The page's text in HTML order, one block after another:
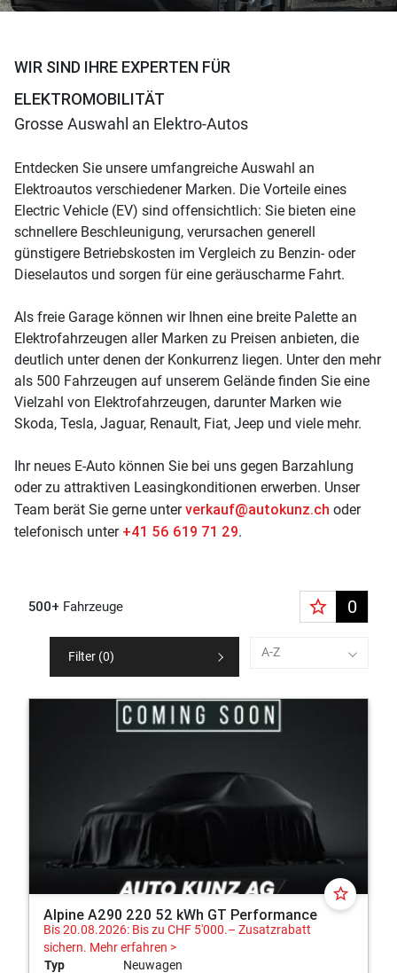
WIR SIND IHRE EXPERTEN FÜR
ELEKTROMOBILITÄT
Grosse Auswahl an Elektro-Autos
Entdecken Sie unsere umfangreiche Auswahl an
Elektroautos verschiedener Marken. Die Vorteile eines
Electric Vehicle (EV) sind offensichtlich: Sie bieten eine
schnellere Beschleunigung, verursachen generell
günstigere Betriebskosten im Vergleich zu Benzin- oder
Dieselautos und sorgen für eine geräuscharme Fahrt.
Als freie Garage können wir Ihnen eine breite Palette an
Elektrofahrzeugen aller Marken zu Preisen anbieten, die
deutlich unter denen der Konkurrenz liegen. Unter den mehr
als 500 Fahrzeugen auf unserem Gelände finden Sie eine
Vielzahl von Elektrofahrzeugen, darunter Marken wie
Skoda, Tesla, Jaguar, Renault, Fiat, Jeep und viele mehr.
Ihr neues E-Auto können Sie bei uns gegen Barzahlung
oder zu attraktiven Leasingkonditionen erwerben. Unser
Team berät Sie gerne unterverkauf@autokunz.ch oder
telefonisch unter +41 56 619 71 29.
500+ Fahrzeuge star_border 0
Filter (0) A-Z
star_border
Alpine A290 220 52 kWh GT Performance
Bis 20.08.2026: Bis zu CHF 5'000.– Zusatzrabatt
sichern. Mehr erfahren >
Typ
Neuwagen